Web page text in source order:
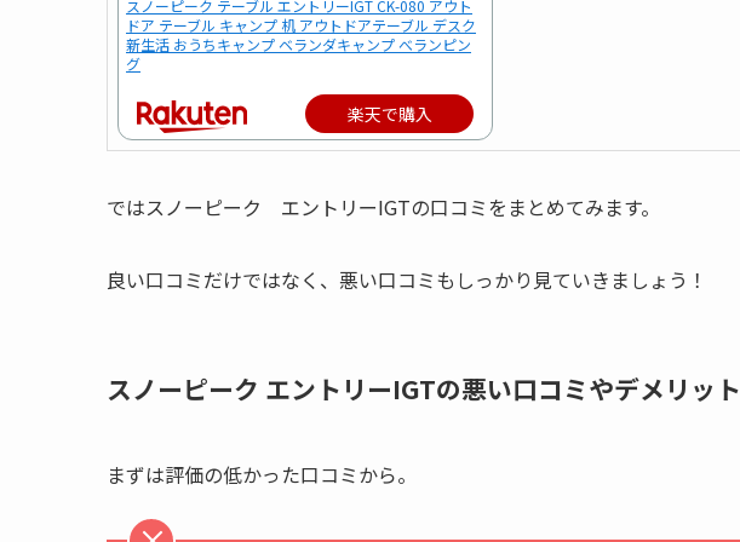
スノーピーク テーブル エントリーIGT CK-080 アウト
ドア テーブル キャンプ 机 アウトドアテーブル デスク
新生活 おうちキャンプ ベランダキャンプ べランピン
グ
楽天で購入
ではスノーピーク エントリーIGTの口コミをまとめてみます。
良い口コミだけではなく、悪い口コミもしっかり見ていきましょう！
スノーピーク エントリーIGTの悪い口コミやデメリット
まずは評価の低かった口コミから。